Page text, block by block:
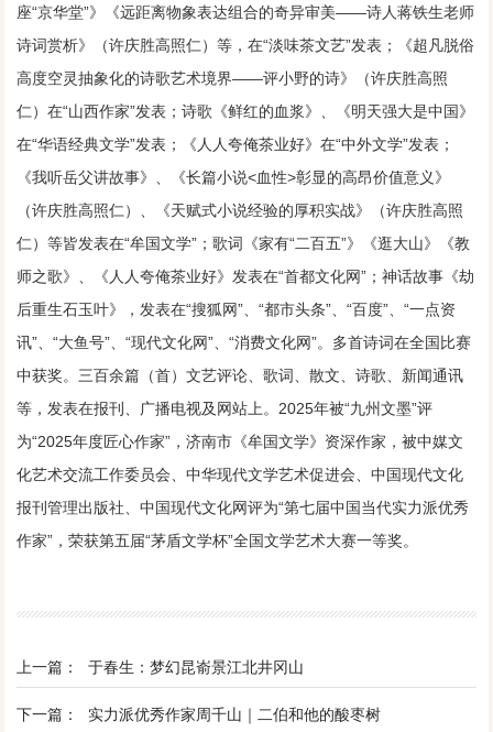
座“京华堂”》《远距离物象表达组合的奇异审美——诗人蒋铁生老师
诗词赏析》（许庆胜高照仁）等，在“淡味茶文艺”发表；《超凡脱俗
高度空灵抽象化的诗歌艺术境界——评小野的诗》（许庆胜高照
仁）在“山西作家”发表；诗歌《鲜红的血浆》、《明天强大是中国》
在“华语经典文学”发表；《人人夸俺茶业好》在“中外文学”发表；
《我听岳父讲故事》、《长篇小说<血性>彰显的高昂价值意义》
（许庆胜高照仁）、《天赋式小说经验的厚积实战》（许庆胜高照
仁）等皆发表在“牟国文学”；歌词《家有“二百五”》《逛大山》《教
师之歌》、《人人夸俺茶业好》发表在“首都文化网”；神话故事《劫
后重生石玉叶》，发表在“搜狐网”、“都市头条”、“百度”、“一点资
讯”、“大鱼号”、“现代文化网”、“消费文化网”。多首诗词在全国比赛
中获奖。三百余篇（首）文艺评论、歌词、散文、诗歌、新闻通讯
等，发表在报刊、广播电视及网站上。2025年被“九州文墨”评
为“2025年度匠心作家”，济南市《牟国文学》资深作家，被中媒文
化艺术交流工作委员会、中华现代文学艺术促进会、中国现代文化
报刊管理出版社、中国现代文化网评为“第七届中国当代实力派优秀
作家”，荣获第五届“茅盾文学杯”全国文学艺术大赛一等奖。
上一篇： 于春生：梦幻昆嵛景江北井冈山
下一篇： 实力派优秀作家周千山｜二伯和他的酸枣树